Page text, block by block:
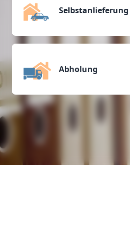
Selbstanlieferung
Abholung